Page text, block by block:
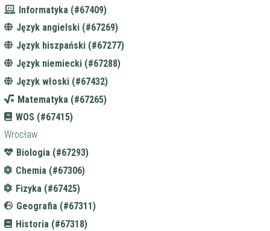
Informatyka (#67409)
Język angielski (#67269)
Język hiszpański (#67277)
Język niemiecki (#67288)
Język włoski (#67432)
Matematyka (#67265)
WOS (#67415)
Wrocław
Biologia (#67293)
Chemia (#67306)
Fizyka (#67425)
Geografia (#67311)
Historia (#67318)